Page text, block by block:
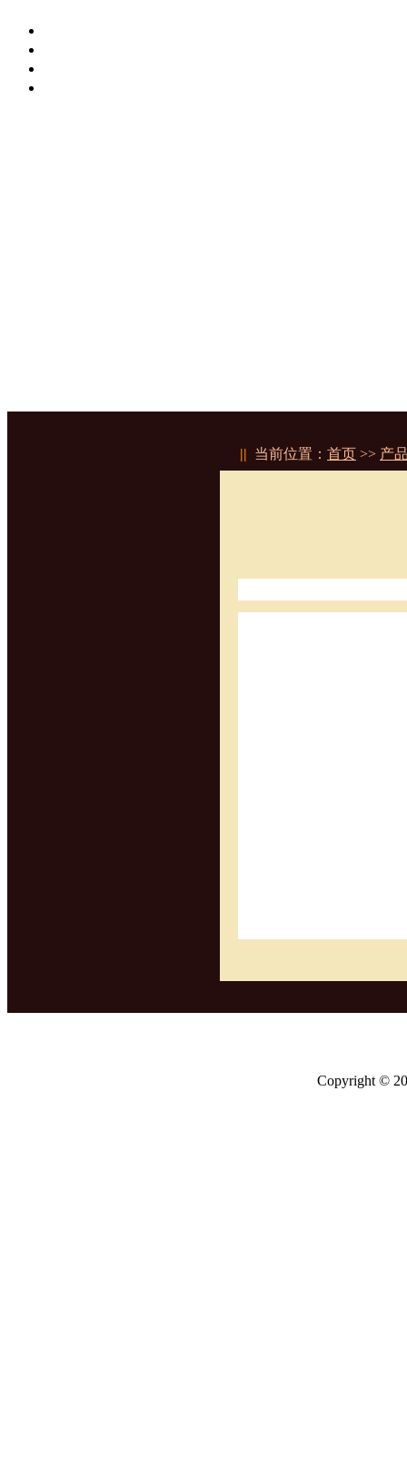
|| 当前位置： 首页 >> 产
Copyright ©